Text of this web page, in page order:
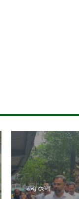
অন্য খেলা